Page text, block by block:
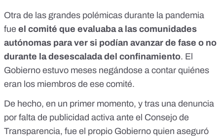
Otra de las grandes polémicas durante la pandemia
fue el comité que evaluaba a las comunidades
autónomas para ver si podían avanzar de fase o no
durante la desescalada del confinamiento. El
Gobierno estuvo meses negándose a contar quiénes
eran los miembros de ese comité.
De hecho, en un primer momento, y tras una denuncia
por falta de publicidad activa ante el Consejo de
Transparencia, fue el propio Gobierno quien aseguró